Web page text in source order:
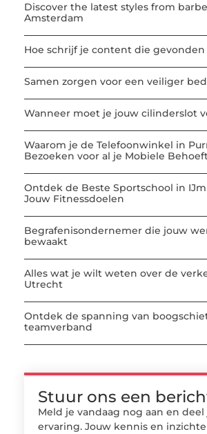
Discover the latest styles from
Amsterdam
Hoe schrijf je content die
Samen zorgen voor een veiliger
Wanneer moet je jouw cilinderslot
Waarom je de Telefoonwinkel in
Bezoeken voor al je Mobiele
Ontdek de Beste Sportschool in
Jouw Fitnessdoelen
Begrafenisondernemer die jouw
bewaakt
Alles wat je wilt weten over de
Utrecht
Ontdek de spanning van
teamverband
Stuur ons een
Meld je vandaag nog aan en
ervaring. Jouw kennis en